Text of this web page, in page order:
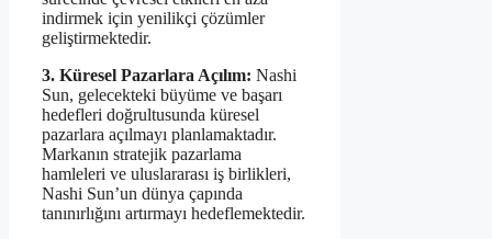
indirmek için yenilikçi çözümler
geliştirmektedir.
3. Küresel Pazarlara Açılım: Nashi
Sun, gelecekteki büyüme ve başarı
hedefleri doğrultusunda küresel
pazarlara açılmayı planlamaktadır.
Markanın stratejik pazarlama
hamleleri ve uluslararası iş birlikleri,
Nashi Sun’un dünya çapında
tanınırlığını artırmayı hedeflemektedir.